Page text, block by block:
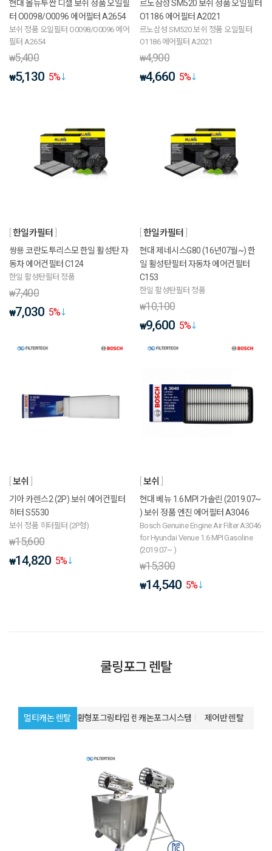
현대 올뉴투싼 디젤 보쉬 정품 오일필
터 O0098/O0096 에어필터 A2654
보쉬 정품 오일필터 O0098/O0096 에어
필터 A2654
₩5,400
₩5,130 5%
르노삼성 SM520 보쉬 정품 오일필터
O1186 에어필터 A2021
르노삼성 SM520 보쉬 정품 오일필터
O1186 에어필터 A2021
₩4,900
₩4,660 5%
한일카필터
쌍용 코란도투리스모 한일 활성탄 자
동차 에어컨필터 C124
한일 활성탄필터 정품
₩7,400
₩7,030 5%
한일카필터
현대 제네시스G80 (16년07월~) 한
일 활성탄필터 자동차 에어컨필터
C153
한일 활성탄필터 정품
₩10,100
₩9,600 5%
보쉬
기아 카렌스2 (2P) 보쉬 에어컨필터
히터 S5530
보쉬 정품 히터필터 (2P형)
₩15,600
₩14,820 5%
보쉬
현대 베뉴 1.6 MPI 가솔린 (2019.07~
) 보쉬 정품 엔진 에어필터 A3046
Bosch Genuine Engine Air Filter A3046
for Hyundai Venue 1.6 MPI Gasoline
(2019.07~ )
₩15,300
₩14,540 5%
쿨링포그 렌탈
멀티캐논 렌탈 환형포그링타입 렌탈캐논포그시스템 제어반 렌탈